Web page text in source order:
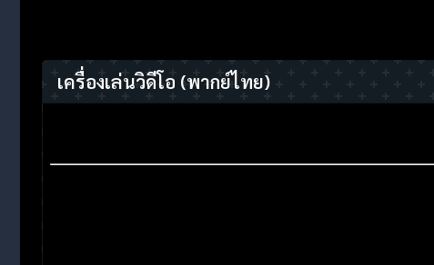
เครื่องเล่นวิดีโอ (พากย์ไทย)